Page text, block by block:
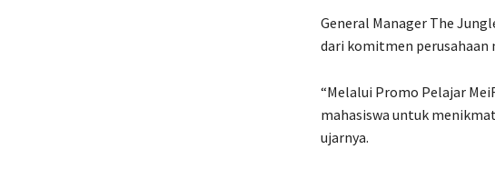
General Manager The
dari komitmen perusahaan
“Melalui Promo Pelajar
mahasiswa untuk
ujarnya.